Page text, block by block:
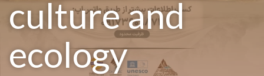
culture and
ecology